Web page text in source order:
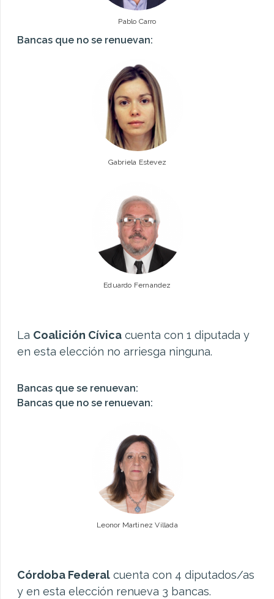
Pablo Carro
Bancas que no se renuevan:
Gabriela Estevez
Eduardo Fernandez
La Coalición Cívicacuenta con 1 diputada y
en esta elección no arriesga ninguna.
Bancas que se renuevan:
Bancas que no se renuevan:
Leonor Martinez Villada
Córdoba Federalcuenta con 4 diputados/as
y en esta elección renueva 3 bancas.